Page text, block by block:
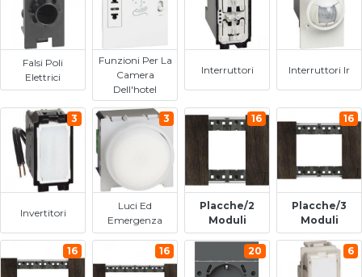
Falsi Poli
Elettrici
Funzioni Per La
Camera
Dell'hotel
Interruttori Interruttori Ir
Invertitori
3
Luci Ed
Emergenza
3
Placche/2
Moduli
16
Placche/3
Moduli
16
16 16 20 6